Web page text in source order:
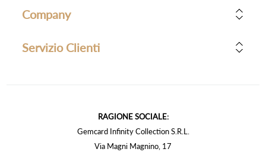
Company
Servizio Clienti
RAGIONE SOCIALE:
Gemcard Infinity Collection S.R.L.
Via Magni Magnino, 17